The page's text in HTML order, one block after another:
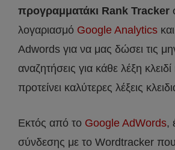
προγραμματάκι Rank Tracker
λογαριασμό Google Analytics
Adwords για να μας δώσει τις
αναζητήσεις για κάθε λέξη
προτείνει καλύτερες λέξεις
Εκτός από το Google AdWords,
σύνδεσης με το Wordtracker που